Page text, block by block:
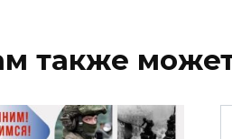
также